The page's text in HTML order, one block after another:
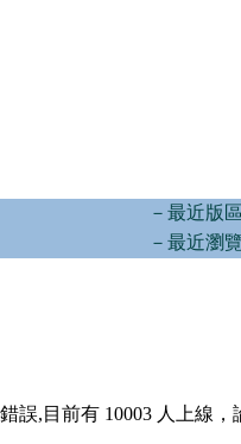
－最近版
－最近瀏
誤,目前有 10003 人上線